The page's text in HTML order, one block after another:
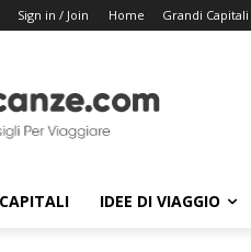
Sign in / Join Home Grandi Capitali
IDEE DI VIAGGIO